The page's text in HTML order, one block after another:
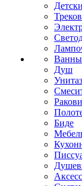
Ванны
Душ
Биде